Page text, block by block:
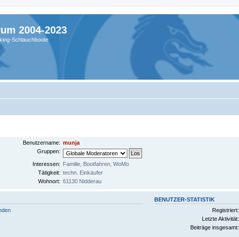
2004-2023
Schlauchboote
Benutzername: munja
Gruppen:
Interessen: Familie, Bootfahren, WoMo
Tätigkeit: techn. Einkäufer
Wohnort: 61130 Nidderau
BENUTZER-STATISTIK
Registriert:
Letzte Aktivität:
Beiträge insgesamt: